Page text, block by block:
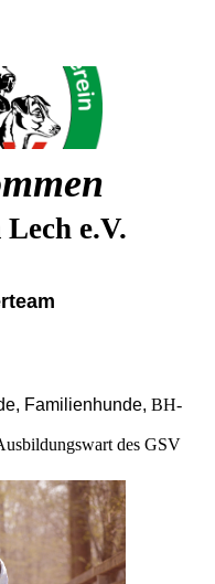
e.V.
Familienhunde,BH-
des GSV